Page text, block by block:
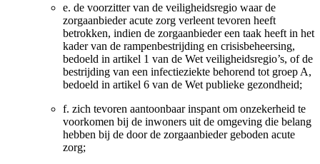
e. de voorzitter van de veiligheidsregio waar de
zorgaanbieder acute zorg verleent tevoren heeft
betrokken, indien de zorgaanbieder een taak heeft in het
kader van de rampenbestrijding en crisisbeheersing,
bedoeld in artikel 1 van de Wet veiligheidsregio’s, of de
bestrijding van een infectieziekte behorend tot groep A,
bedoeld in artikel 6 van de Wet publieke gezondheid;
f. zich tevoren aantoonbaar inspant om onzekerheid te
voorkomen bij de inwoners uit de omgeving die belang
hebben bij de door de zorgaanbieder geboden acute
zorg;